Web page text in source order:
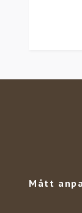
Mått